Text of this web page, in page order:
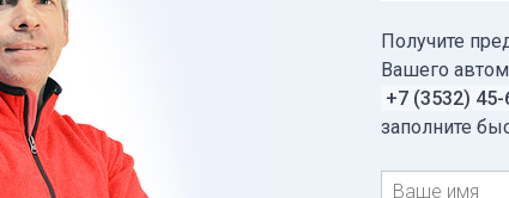
Получите
Вашего
+7 (3532) 45-
заполните
Имя